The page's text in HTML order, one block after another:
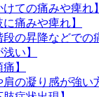
ての痛みや痺れ】
痛みや痺れ】
の昇降などでの
い】
】
の凝り感が強い